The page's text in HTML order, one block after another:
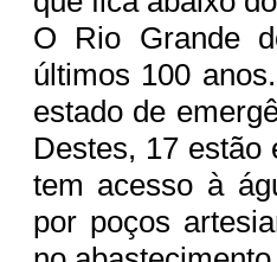
O Rio Grande
últimos 100
estado de
Destes, 17 estão
tem acesso à
por poços